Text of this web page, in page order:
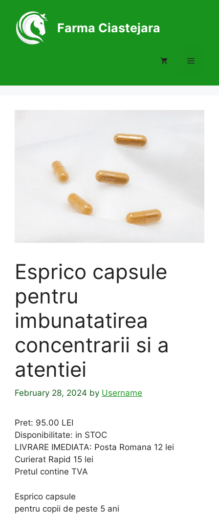
content
Farma Ciastejara
Menu
Esprico capsule
pentru
imbunatatirea
concentrarii si a
atentiei
February 28, 2024 by Username
Pret: 95.00 LEI
Disponibilitate: in STOC
LIVRARE IMEDIATA: Posta Romana 12 lei
Curierat Rapid 15 lei
Pretul contine TVA
Esprico capsule
pentru copii de peste 5 ani